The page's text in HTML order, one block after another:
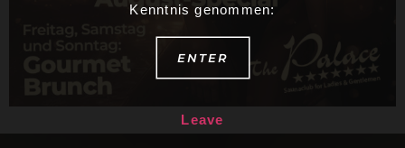
Kenntnis genommen:
ENTER
Leave